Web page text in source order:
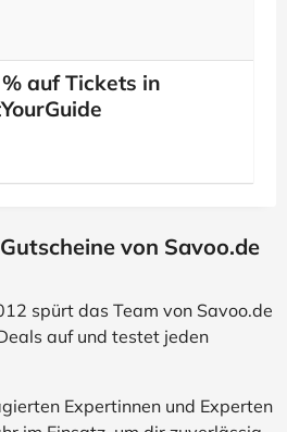
auf Tickets in
von Savoo.de
spürt das Team von Savoo.de
auf und testet jeden
Expertinnen und Experten